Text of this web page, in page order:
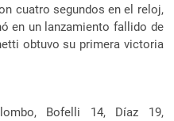
cuatro segundos en el reloj,
en un lanzamiento fallido de
obtuvo su primera victoria
Bofelli 14, Díaz 19,